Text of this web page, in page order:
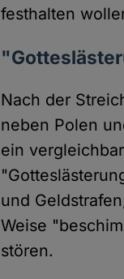
festhalten
Nach der
neben Polen
ein
und
Weise
stören.